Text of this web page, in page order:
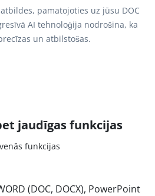
pamatojoties uz jūsu DOC
AI tehnoloģija nodrošina, ka
un atbilstošas.
jaudīgas funkcijas
funkcijas
(DOC, DOCX), PowerPoint